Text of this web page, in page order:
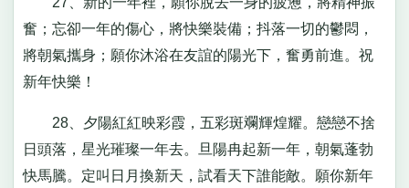
奮；忘卻一年的傷心，將快樂裝備；抖落一切的鬱悶，
將朝氣攜身；願你沐浴在友誼的陽光下，奮勇前進。祝
新年快樂！
28、夕陽紅紅映彩霞，五彩斑斕輝煌耀。戀戀不捨
日頭落，星光璀璨一年去。旦陽冉起新一年，朝氣蓬勃
快馬騰。定叫日月換新天，試看天下誰能敵。願你新年